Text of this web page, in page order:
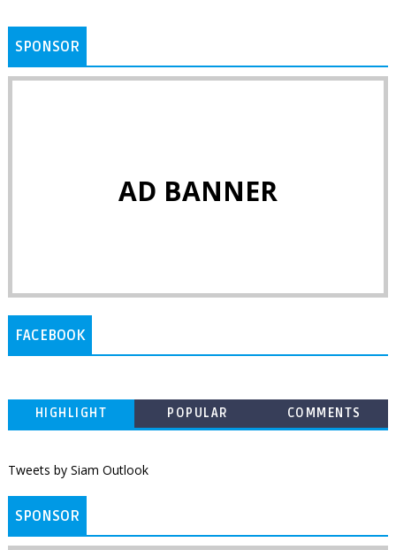
SPONSOR
AD BANNER
FACEBOOK
HIGHLIGHT POPULAR COMMENTS
Tweets by Siam Outlook
SPONSOR